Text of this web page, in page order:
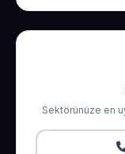
Sektörünüze en